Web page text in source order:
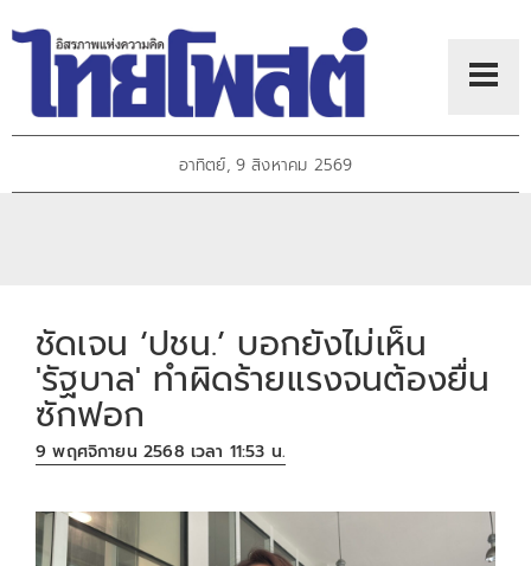
อาทิตย์, 9 สิงหาคม 2569
ชัดเจน ‘ปชน.’ บอกยังไม่เห็น
'รัฐบาล' ทำผิดร้ายแรงจนต้องยื่น
ซักฟอก
9 พฤศจิกายน 2568 เวลา 11:53 น.